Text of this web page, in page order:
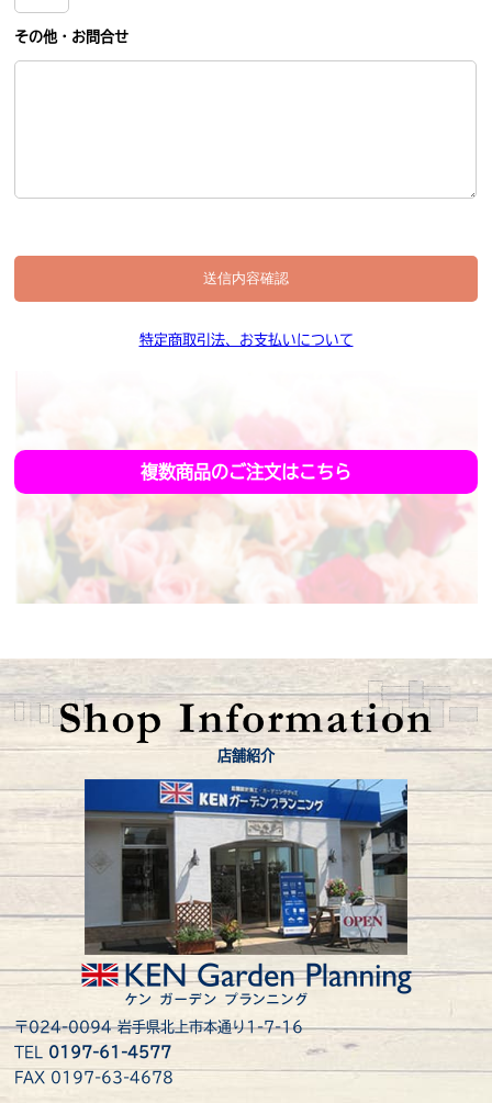
その他・お問合せ
特定商取引法、お支払いについて
複数商品のご注文はこちら
店舗紹介
〒024-0094 岩手県北上市本通り1-7-16
TEL 0197-61-4577
FAX 0197-63-4678